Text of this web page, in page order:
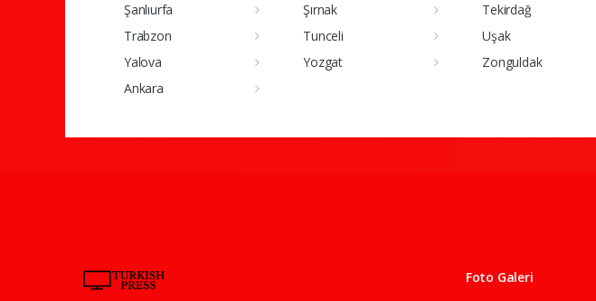
Şanlıurfa
Şırnak Tekirdağ
Trabzon
Tunceli Uşak
Yalova
Yozgat Zonguldak
Ankara
Foto Galeri